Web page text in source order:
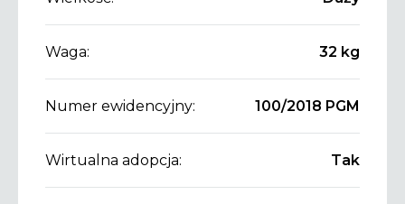
Waga: 32 kg
Numer ewidencyjny: 100/2018 PGM
Wirtualna adopcja: Tak